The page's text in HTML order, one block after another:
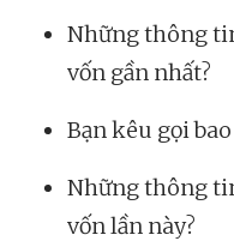
Những thông
vốn gần nhất?
Bạn kêu gọi
Những thông
vốn lần này?